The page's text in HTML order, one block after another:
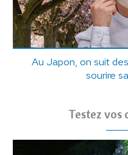
Au Japon, on suit
sourire
Testez vos